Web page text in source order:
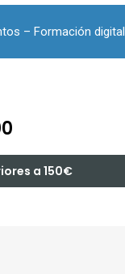
– Formación digital
a 150€